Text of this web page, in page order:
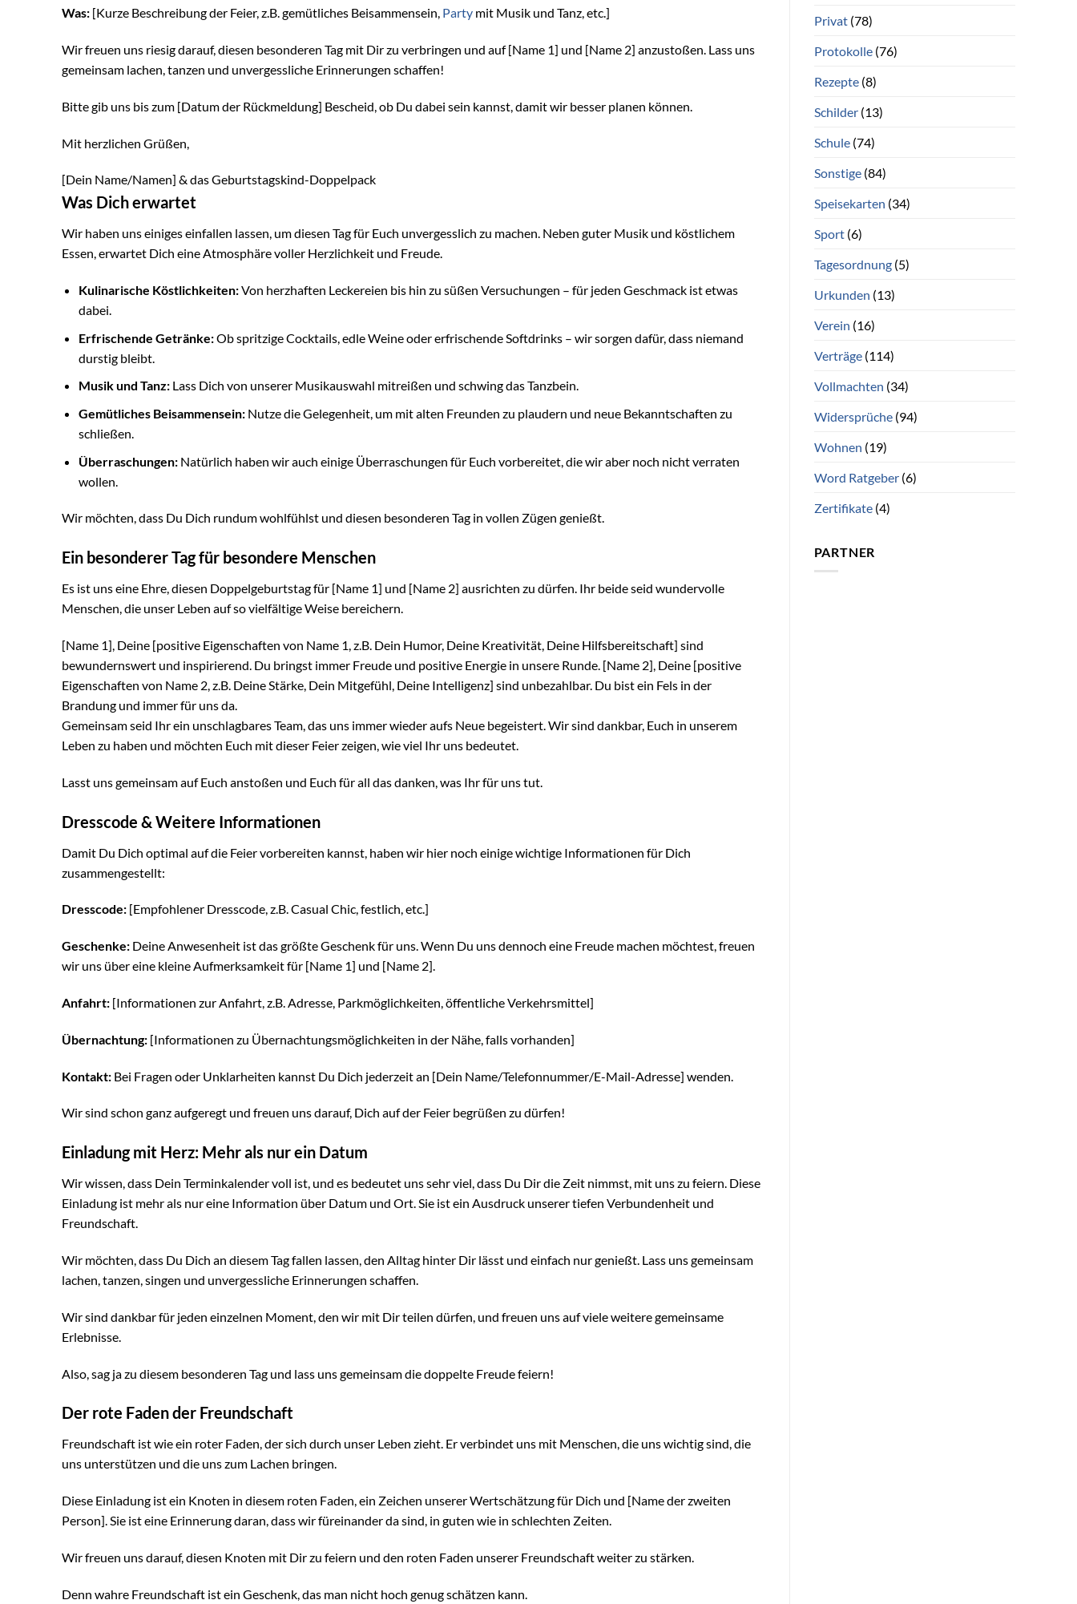
Was: [Kurze Beschreibung der Feier, z.B. gemütliches Beisammensein, Party mit Musik und Tanz, etc.]
Wir freuen uns riesig darauf, diesen besonderen Tag mit Dir zu verbringen und auf [Name 1] und [Name 2] anzustoßen. Lass uns
gemeinsam lachen, tanzen und unvergessliche Erinnerungen schaffen!
Bitte gib uns bis zum [Datum der Rückmeldung] Bescheid, ob Du dabei sein kannst, damit wir besser planen können.
Mit herzlichen Grüßen,
[Dein Name/Namen] & das Geburtstagskind-Doppelpack
Was Dich erwartet
Wir haben uns einiges einfallen lassen, um diesen Tag für Euch unvergesslich zu machen. Neben guter Musik und köstlichem
Essen, erwartet Dich eine Atmosphäre voller Herzlichkeit und Freude.
Kulinarische Köstlichkeiten:Von herzhaften Leckereien bis hin zu süßen Versuchungen – für jeden Geschmack ist etwas
dabei.
Erfrischende Getränke:Ob spritzige Cocktails, edle Weine oder erfrischende Softdrinks – wir sorgen dafür, dass niemand
durstig bleibt.
Musik und Tanz:Lass Dich von unserer Musikauswahl mitreißen und schwing das Tanzbein.
Gemütliches Beisammensein:Nutze die Gelegenheit, um mit alten Freunden zu plaudern und neue Bekanntschaften zu
schließen.
Überraschungen:Natürlich haben wir auch einige Überraschungen für Euch vorbereitet, die wir aber noch nicht verraten
wollen.
Wir möchten, dass Du Dich rundum wohlfühlst und diesen besonderen Tag in vollen Zügen genießt.
Ein besonderer Tag für besondere Menschen
Es ist uns eine Ehre, diesen Doppelgeburtstag für [Name 1] und [Name 2] ausrichten zu dürfen. Ihr beide seid wundervolle
Menschen, die unser Leben auf so vielfältige Weise bereichern.
[Name 1], Deine [positive Eigenschaften von Name 1, z.B. Dein Humor, Deine Kreativität, Deine Hilfsbereitschaft] sind
bewundernswert und inspirierend. Du bringst immer Freude und positive Energie in unsere Runde. [Name 2], Deine [positive
Eigenschaften von Name 2, z.B. Deine Stärke, Dein Mitgefühl, Deine Intelligenz] sind unbezahlbar. Du bist ein Fels in der
Brandung und immer für uns da.
Gemeinsam seid Ihr ein unschlagbares Team, das uns immer wieder aufs Neue begeistert. Wir sind dankbar, Euch in unserem
Leben zu haben und möchten Euch mit dieser Feier zeigen, wie viel Ihr uns bedeutet.
Lasst uns gemeinsam auf Euch anstoßen und Euch für all das danken, was Ihr für uns tut.
Dresscode & Weitere Informationen
Damit Du Dich optimal auf die Feier vorbereiten kannst, haben wir hier noch einige wichtige Informationen für Dich
zusammengestellt:
Dresscode: [Empfohlener Dresscode, z.B. Casual Chic, festlich, etc.]
Geschenke: Deine Anwesenheit ist das größte Geschenk für uns. Wenn Du uns dennoch eine Freude machen möchtest, freuen
wir uns über eine kleine Aufmerksamkeit für [Name 1] und [Name 2].
Anfahrt: [Informationen zur Anfahrt, z.B. Adresse, Parkmöglichkeiten, öffentliche Verkehrsmittel]
Übernachtung: [Informationen zu Übernachtungsmöglichkeiten in der Nähe, falls vorhanden]
Kontakt: Bei Fragen oder Unklarheiten kannst Du Dich jederzeit an [Dein Name/Telefonnummer/E-Mail-Adresse] wenden.
Wir sind schon ganz aufgeregt und freuen uns darauf, Dich auf der Feier begrüßen zu dürfen!
Einladung mit Herz: Mehr als nur ein Datum
Wir wissen, dass Dein Terminkalender voll ist, und es bedeutet uns sehr viel, dass Du Dir die Zeit nimmst, mit uns zu feiern. Diese
Einladung ist mehr als nur eine Information über Datum und Ort. Sie ist ein Ausdruck unserer tiefen Verbundenheit und
Freundschaft.
Wir möchten, dass Du Dich an diesem Tag fallen lassen, den Alltag hinter Dir lässt und einfach nur genießt. Lass uns gemeinsam
lachen, tanzen, singen und unvergessliche Erinnerungen schaffen.
Wir sind dankbar für jeden einzelnen Moment, den wir mit Dir teilen dürfen, und freuen uns auf viele weitere gemeinsame
Erlebnisse.
Also, sag ja zu diesem besonderen Tag und lass uns gemeinsam die doppelte Freude feiern!
Der rote Faden der Freundschaft
Freundschaft ist wie ein roter Faden, der sich durch unser Leben zieht. Er verbindet uns mit Menschen, die uns wichtig sind, die
uns unterstützen und die uns zum Lachen bringen.
Diese Einladung ist ein Knoten in diesem roten Faden, ein Zeichen unserer Wertschätzung für Dich und [Name der zweiten
Person]. Sie ist eine Erinnerung daran, dass wir füreinander da sind, in guten wie in schlechten Zeiten.
Wir freuen uns darauf, diesen Knoten mit Dir zu feiern und den roten Faden unserer Freundschaft weiter zu stärken.
Denn wahre Freundschaft ist ein Geschenk, das man nicht hoch genug schätzen kann.
Privat(78)
Protokolle(76)
Rezepte(8)
Schilder(13)
Schule(74)
Sonstige(84)
Speisekarten (34)
Sport(6)
Tagesordnung(5)
Urkunden (13)
Verein (16)
Verträge(114)
Vollmachten (34)
Widersprüche(94)
Wohnen (19)
Word Ratgeber(6)
Zertifikate(4)
PARTNER